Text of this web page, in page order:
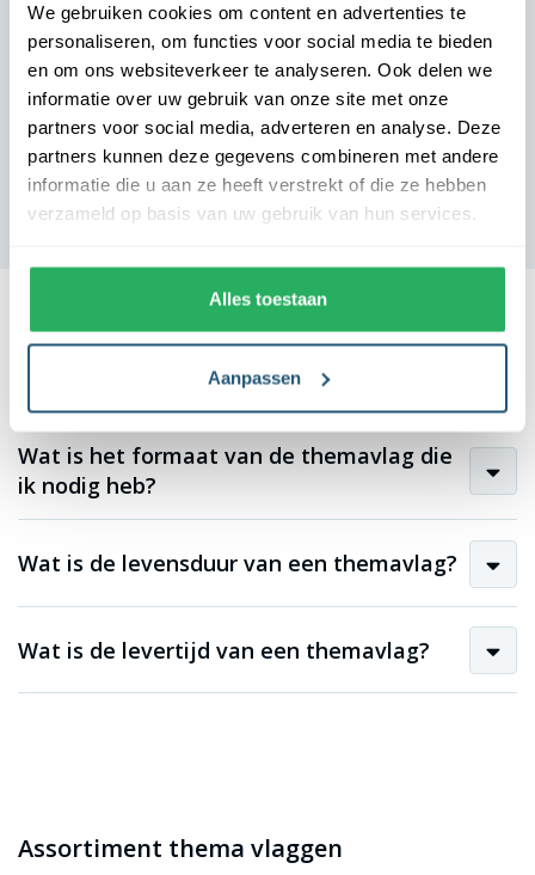
We gebruiken cookies om content en advertenties te
personaliseren, om functies voor social media te bieden
en om ons websiteverkeer te analyseren. Ook delen we
informatie over uw gebruik van onze site met onze
partners voor social media, adverteren en analyse. Deze
partners kunnen deze gegevens combineren met andere
informatie die u aan ze heeft verstrekt of die ze hebben
verzameld op basis van uw gebruik van hun services.
Alles toestaan
Aanpassen
verzorgd en uitnodigend. We zijn zeer tevreden over de
samenwerking.
Veelgestelde vragen
Wat is het formaat van de themavlag die
ik nodig heb?
Wat is de levensduur van een themavlag?
Wat is de levertijd van een themavlag?
Assortiment thema vlaggen